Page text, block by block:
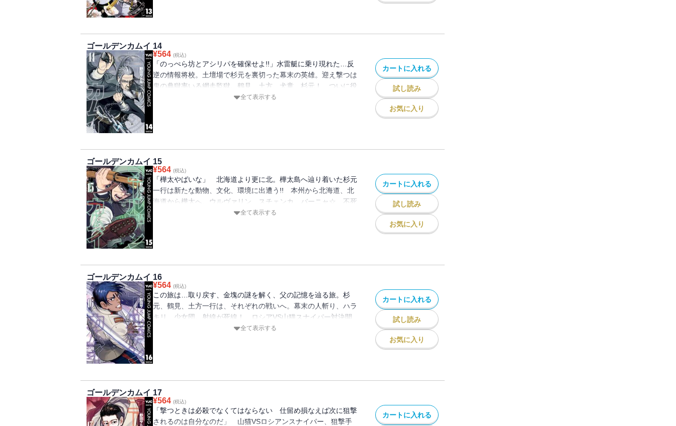
ゴールデンカムイ 14
¥564 (税込)
「のっぺら坊とアシリパを確保せよ!!」水雷艇に乗り現れた…反
逆の情報将校。土壇場で杉元を裏切った幕末の英雄。迎え撃つは
鬼の典獄率いる網走監獄。鶴見、土方、犬童、杉元！ ついに役
者が揃い踏み!! 今宵、戦争が始まるッ!!! 瞬き禁止！ 刮目必
全て表示する
カートに入れる
試し読み
お気に入り
ゴールデンカムイ 15
¥564 (税込)
「樺太やばいな」 北海道より更に北。樺太島へ辿り着いた杉元
一行は新たな動物、文化、環境に出遭う!! 本州から北海道、北
海道から樺太へ。ウルヴァリン、スチェンカ、バーニャ☆ 不死
身の杉元の生存戦略が始まるッ!? 別れなければ再会えない。二
全て表示する
カートに入れる
試し読み
お気に入り
ゴールデンカムイ 16
¥564 (税込)
この旅は…取り戻す、金塊の謎を解く、父の記憶を辿る旅。杉
元、鶴見、土方一行は、それぞれの戦いへ。幕末の人斬り、ハラ
キリ、少女団。射線が死線！ ロシアVS山猫スナイパー対決開
始!! いつも以上に何でもござれ！ 樺太闇鍋ウエスタン・第16
全て表示する
カートに入れる
試し読み
お気に入り
ゴールデンカムイ 17
¥564 (税込)
「撃つときは必殺でなくてはならない 仕留め損なえば次に狙撃
されるのは自分なのだ」 山猫VSロシアンスナイパー、狙撃手
カートに入れる